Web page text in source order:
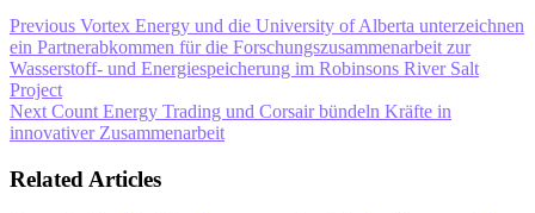
Previous Vortex Energy und die University of Alberta unterzeichnen
ein Partnerabkommen für die Forschungszusammenarbeit zur
Wasserstoff- und Energiespeicherung im Robinsons River Salt
Project
Next Count Energy Trading und Corsair bündeln Kräfte in
innovativer Zusammenarbeit
Related Articles